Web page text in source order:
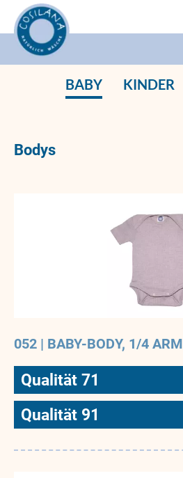
überspringenBABY KINDER
Bodys
052 | BABY-BODY, 1/4 ARM
Qualität 71
Qualität 91